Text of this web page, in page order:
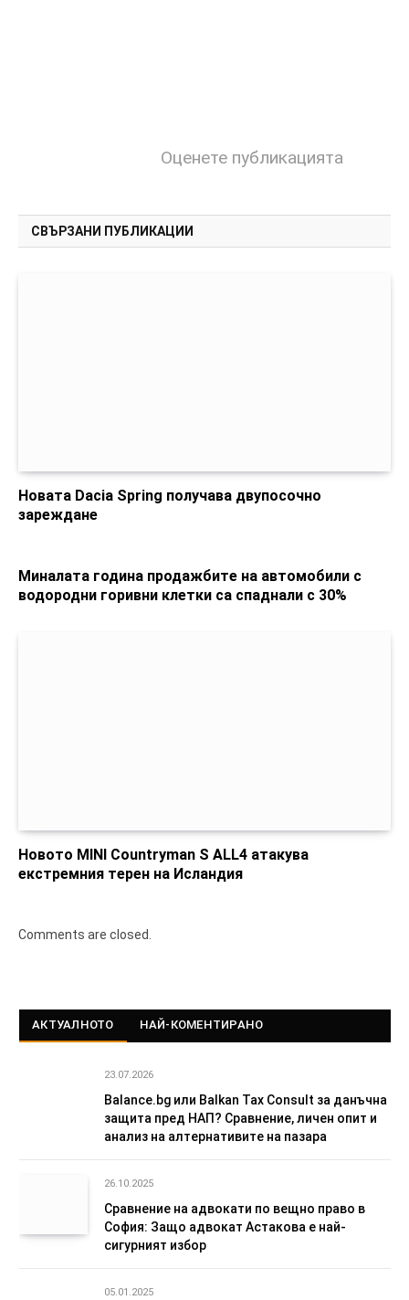
Оценете публикацията
СВЪРЗАНИ ПУБЛИКАЦИИ
Новата Dacia Spring получава двупосочно
зареждане
Миналата година продажбите на автомобили с
водородни горивни клетки са спаднали с 30%
Новото MINI Countryman S ALL4 атакува
екстремния терен на Исландия
Comments are closed.
АКТУАЛНОТО НАЙ-КОМЕНТИРАНО
23.07.2026
Balance.bg или Balkan Tax Consult за данъчна
защита пред НАП? Сравнение, личен опит и
анализ на алтернативите на пазара
26.10.2025
Сравнение на адвокати по вещно право в
София: Защо адвокат Астакова е най-
сигурният избор
05.01.2025